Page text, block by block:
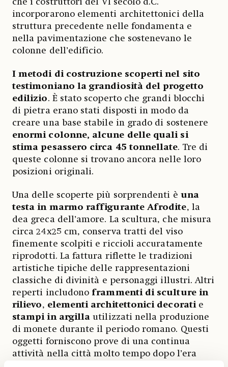
che i costruttori del VI secolo d.C.
incorporarono elementi architettonici della
struttura precedente nelle fondamenta e
nella pavimentazione che sostenevano le
colonne dell’edificio.
I metodi di costruzione scoperti nel sito
testimoniano la grandiosità del progetto
edilizio. È stato scoperto che grandi blocchi
di pietra erano stati disposti in modo da
creare una base stabile in grado di sostenere
enormi colonne, alcune delle quali si
stima pesassero circa 45 tonnellate. Tre di
queste colonne si trovano ancora nelle loro
posizioni originali.
Una delle scoperte più sorprendenti è una
testa in marmo raffigurante Afrodite, la
dea greca dell’amore. La scultura, che misura
circa 24x25 cm, conserva tratti del viso
finemente scolpiti e riccioli accuratamente
riprodotti. La fattura riflette le tradizioni
artistiche tipiche delle rappresentazioni
classiche di divinità e personaggi illustri. Altri
reperti includonoframmenti di sculture in
rilievo, elementi architettonici decoratie
stampi in argilla utilizzati nella produzione
di monete durante il periodo romano. Questi
oggetti forniscono prove di una continua
attività nella città molto tempo dopo l’era